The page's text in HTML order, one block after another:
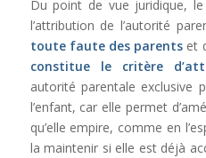
Du point de vue juridique,
l’attribution de l’autorité
toute faute des parents et
constitue le critère
autorité parentale exclusive
l’enfant, car elle permet
qu’elle empire, comme en
la maintenir si elle est déjà